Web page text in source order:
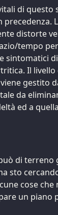
di
distorte
tempo
sintomatici
Il livello
gestito
da
ed a
di terreno
sto
cose che
un piano